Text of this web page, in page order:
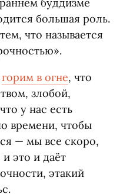
буддизме
большая роль.
что называется
горим в огне, что
злобой,
у нас есть
времени, чтобы
— мы все скоро,
это и даёт
этакий